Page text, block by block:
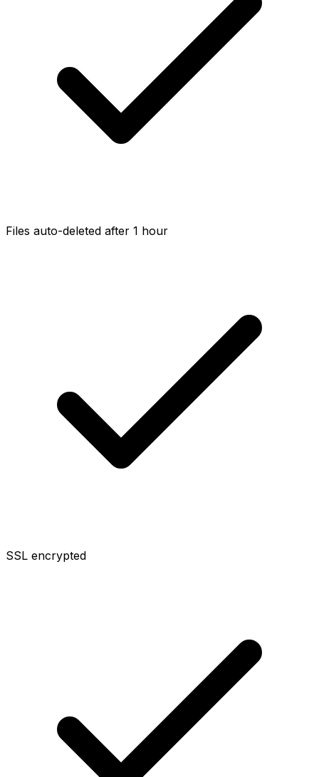
Files auto-deleted after 1 hour
SSL encrypted